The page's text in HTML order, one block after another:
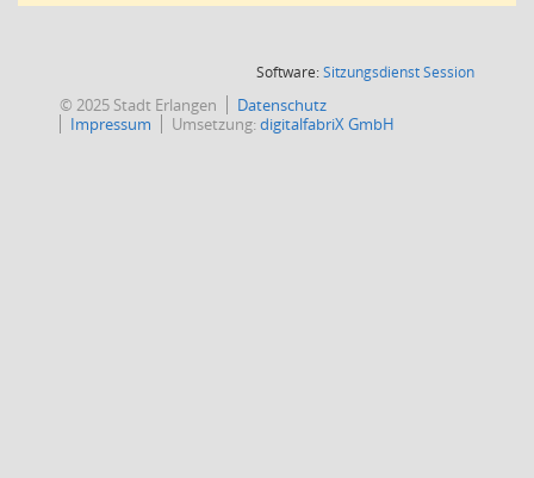
Software:SitzungsdienstSession(Wird in
© 2025 Stadt Erlangen
Datenschutz
Impressum
Umsetzung:digitalfabriX GmbH